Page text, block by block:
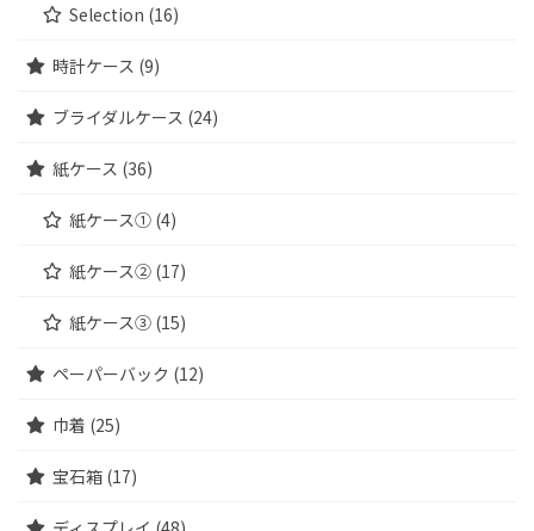
Selection (16)
時計ケース (9)
ブライダルケース (24)
紙ケース (36)
紙ケース① (4)
紙ケース② (17)
紙ケース③ (15)
ペーパーバック (12)
巾着 (25)
宝石箱 (17)